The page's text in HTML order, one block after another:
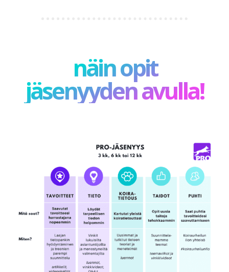
näin opit
jäsenyyden avulla!